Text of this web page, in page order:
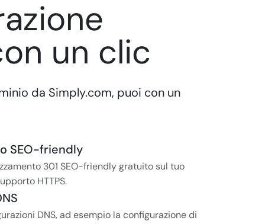
un clic
da Simply.com, puoi con un
SEO-friendly
301 SEO-friendly gratuito sul tuo
HTTPS.
DNS, ad esempio la configurazione di